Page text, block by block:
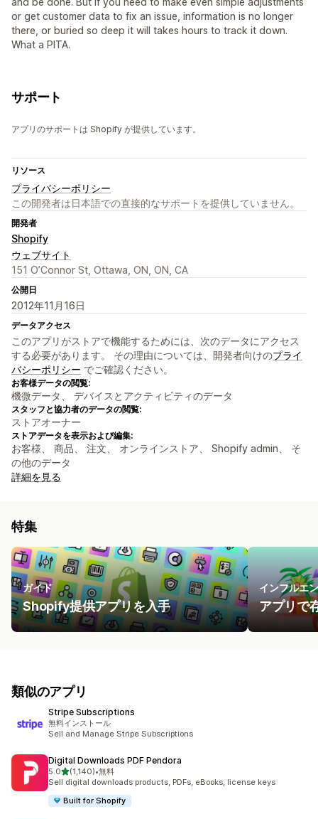
or get customer data to fix an issue, information is no longer
there, or buried so deep it will takes hours to track it down.
What a PITA.
サポート
アプリのサポートは Shopify が提供しています。
リソース
プライバシーポリシー
この開発者は日本語での直接的なサポートを提供していません。
開発者
Shopify
ウェブサイト
151 O’Connor St, Ottawa, ON, ON, CA
公開日
2012年11月16日
データアクセス
このアプリがストアで機能するためには、次のデータにアクセス
する必要があります。 その理由については、開発者向けのプライ
バシーポリシー でご確認ください。
お客様データの閲覧:
機微データ、 デバイスとアクティビティのデータ
スタッフと協力者のデータの閲覧:
ストアオーナー
ストアデータを表示および編集:
お客様、 商品、 注文、 オンラインストア、 Shopify admin、 そ
の他のデータ
詳細を見る
特集
ガイド
Shopify提供アプリを入手
インフルエ
アプリで
類似のアプリ
Stripe Subscriptions
無料インストール
Sell and Manage Stripe Subscriptions
Digital Downloads PDF Pendora
5.05つ星中
(1,140)
合計レビュー数：1140件
•無料
Sell digital downloads products, PDFs, eBooks, license keys
Built for Shopify